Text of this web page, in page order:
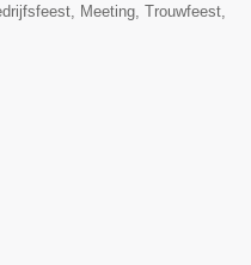
Meeting, Trouwfeest,